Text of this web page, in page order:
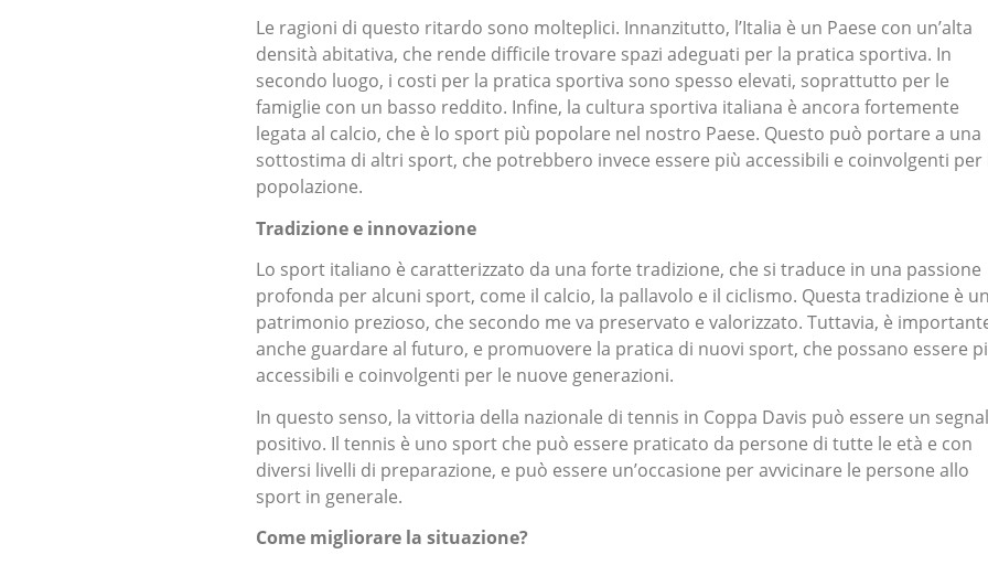
Le ragioni di questo ritardo sono molteplici. Innanzitutto, l’Italia è un Paese con un’alta
densità abitativa, che rende difficile trovare spazi adeguati per la pratica sportiva. In
secondo luogo, i costi per la pratica sportiva sono spesso elevati, soprattutto per le
famiglie con un basso reddito. Infine, la cultura sportiva italiana è ancora fortemente
legata al calcio, che è lo sport più popolare nel nostro Paese. Questo può portare a una
sottostima di altri sport, che potrebbero invece essere più accessibili e coinvolgenti per
popolazione.
Tradizione e innovazione
Lo sport italiano è caratterizzato da una forte tradizione, che si traduce in una passione
profonda per alcuni sport, come il calcio, la pallavolo e il ciclismo. Questa tradizione è un
patrimonio prezioso, che secondo me va preservato e valorizzato. Tuttavia, è
anche guardare al futuro, e promuovere la pratica di nuovi sport, che possano essere
accessibili e coinvolgenti per le nuove generazioni.
In questo senso, la vittoria della nazionale di tennis in Coppa Davis può essere un
positivo. Il tennis è uno sport che può essere praticato da persone di tutte le età e con
diversi livelli di preparazione, e può essere un’occasione per avvicinare le persone allo
sport in generale.
Come migliorare la situazione?